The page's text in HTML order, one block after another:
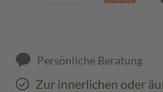
Persönliche Beratung
Zur innerlichen oder